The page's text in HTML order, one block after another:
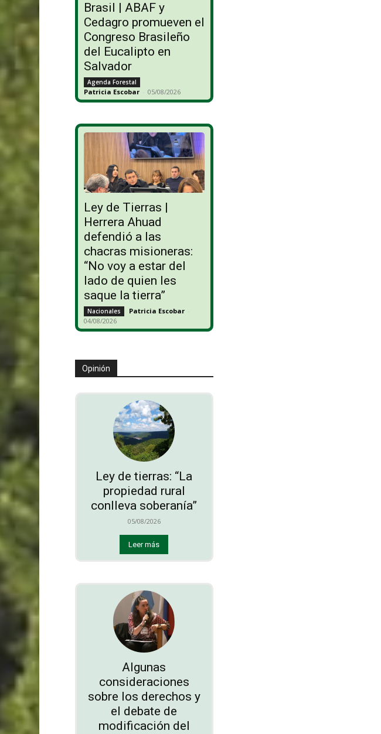
Brasil | ABAF y
Cedagro promueven el
Congreso Brasileño
del Eucalipto en
Salvador
Agenda Forestal
Patricia Escobar - 05/08/2026
Ley de Tierras |
Herrera Ahuad
defendió a las
chacras misioneras:
“No voy a estar del
lado de quien les
saque la tierra”
Nacionales Patricia Escobar -
04/08/2026
Opinión
Ley de tierras: “La
propiedad rural
conlleva soberanía”
05/08/2026
Leer más
Algunas
consideraciones
sobre los derechos y
el debate de
modificación del